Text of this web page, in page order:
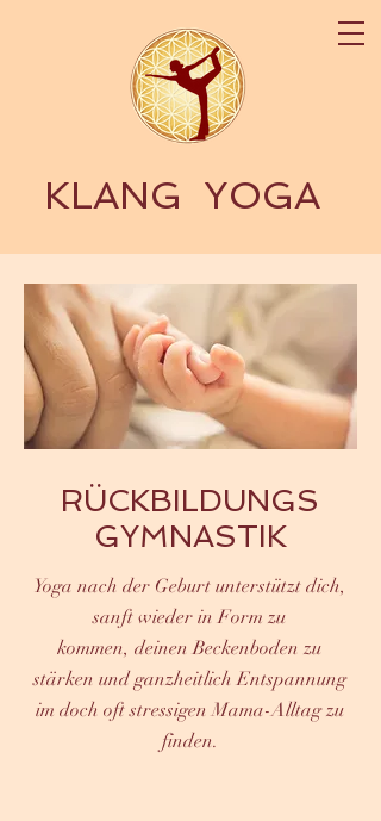
YOGA
KLANG
RÜCKBILDUNGS
GYMNASTIK
Yoga nach der Geburt unterstützt dich,
sanft wieder in Form zu
kommen, deinen Beckenboden zu
stärken und ganzheitlich Entspannung
im doch oft stressigen Mama-Alltag zu
finden.